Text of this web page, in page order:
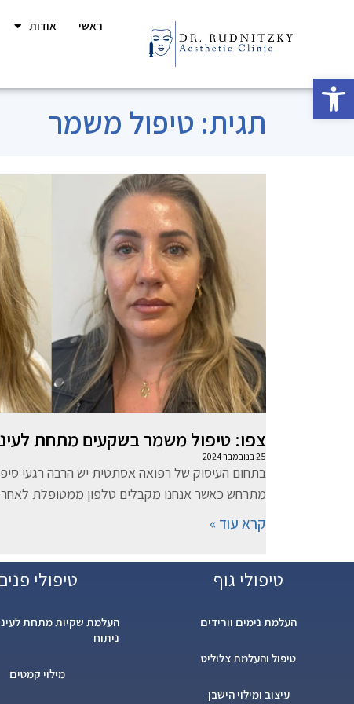
פתח סרגל נגישות
ראשי אודות
תגית: טיפול משמר
צפו: טיפול משמר בשקעים מתחת
25 בנובמבר 2024
בתחום העיסוק של רפואה אסתטית יש הרבה רגעי
מתרחש כאשר אנחנו מקבלים טלפון ממטופלת לאחר
קרא עוד »
טיפולי גוף
העלמת נימים וורידים
טיפול והעלמת צלוליט
עיצוב ומילוי הישבן
טיפולי
העלמת שקיות מתחת
ניתוח
מילוי קמטים